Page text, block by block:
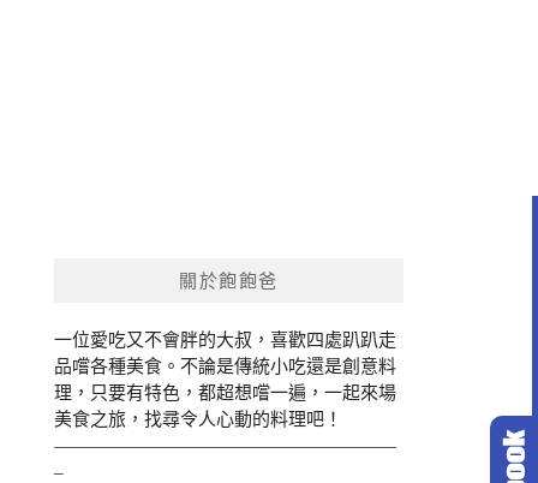
關於飽飽爸
一位愛吃又不會胖的大叔，喜歡四處趴趴走
品嚐各種美食。不論是傳統小吃還是創意料
理，只要有特色，都超想嚐一遍，一起來場
美食之旅，找尋令人心動的料理吧！
———————————————————
–